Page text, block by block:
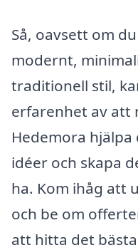
Så, oavsett om
modernt,
traditionell stil,
erfarenhet av att
Hedemora
idéer och skapa
ha. Kom ihåg att
och be om
att hitta det